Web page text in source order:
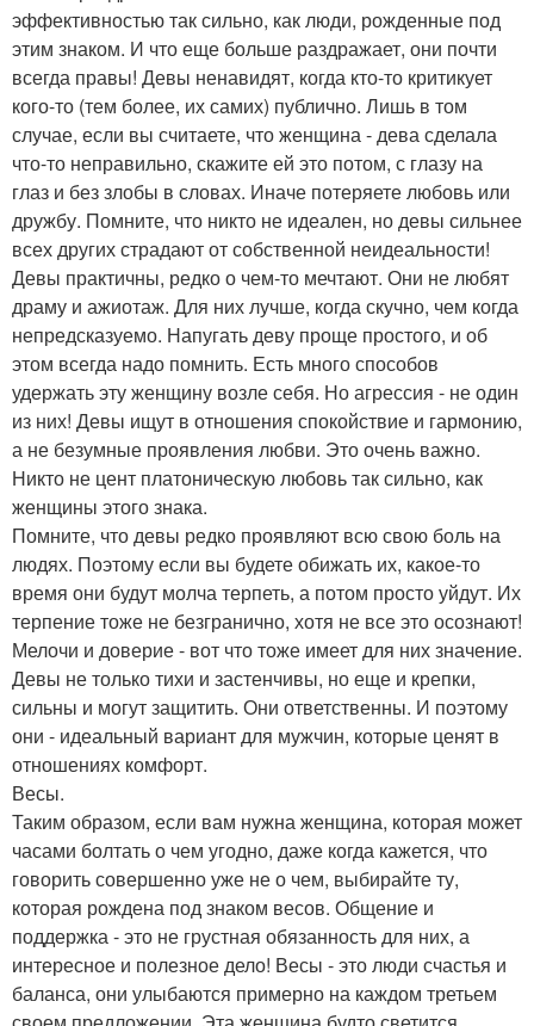
эффективностью так сильно, как люди, рожденные под
этим знаком. И что еще больше раздражает, они почти
всегда правы! Девы ненавидят, когда кто-то критикует
кого-то (тем более, их самих) публично. Лишь в том
случае, если вы считаете, что женщина - дева сделала
что-то неправильно, скажите ей это потом, с глазу на
глаз и без злобы в словах. Иначе потеряете любовь или
дружбу. Помните, что никто не идеален, но девы сильнее
всех других страдают от собственной неидеальности!
Девы практичны, редко о чем-то мечтают. Они не любят
драму и ажиотаж. Для них лучше, когда скучно, чем когда
непредсказуемо. Напугать деву проще простого, и об
этом всегда надо помнить. Есть много способов
удержать эту женщину возле себя. Но агрессия - не один
из них! Девы ищут в отношения спокойствие и гармонию,
а не безумные проявления любви. Это очень важно.
Никто не цент платоническую любовь так сильно, как
женщины этого знака.
Помните, что девы редко проявляют всю свою боль на
людях. Поэтому если вы будете обижать их, какое-то
время они будут молча терпеть, а потом просто уйдут. Их
терпение тоже не безгранично, хотя не все это осознают!
Мелочи и доверие - вот что тоже имеет для них значение.
Девы не только тихи и застенчивы, но еще и крепки,
сильны и могут защитить. Они ответственны. И поэтому
они - идеальный вариант для мужчин, которые ценят в
отношениях комфорт.
Весы.
Таким образом, если вам нужна женщина, которая может
часами болтать о чем угодно, даже когда кажется, что
говорить совершенно уже не о чем, выбирайте ту,
которая рождена под знаком весов. Общение и
поддержка - это не грустная обязанность для них, а
интересное и полезное дело! Весы - это люди счастья и
баланса, они улыбаются примерно на каждом третьем